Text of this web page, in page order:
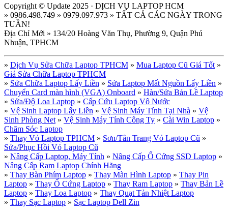
Copyright © Update 2025 · DỊCH VỤ LAPTOP HCM
» 0986.498.749 » 0979.097.973 » TẤT CẢ CÁC NGÀY TRONG
TUẦN!
Địa Chỉ Mới » 134/20 Hoàng Văn Thụ, Phường 9, Quận Phú
Nhuận, TPHCM
» Dịch Vụ Sửa Chữa Laptop TPHCM » Mua Laptop Cũ Giá Tốt »
Giá Sửa Chữa Laptop TPHCM
» Sửa Chữa Laptop Lấy Liền » Sửa Laptop Mất Nguồn Lấy Liền »
Chuyển Card màn hình (VGA) Onboard » Hàn/Sửa Bản Lề Laptop
» Sửa/Độ Loa Laptop » Cấp Cứu Laptop Vô Nước
» Vệ Sinh Laptop Lấy Liền » Vệ Sinh Máy Tính Tại Nhà » Vệ
Sinh Phòng Net » Vệ Sinh Máy Tính Công Ty » Cài Win Laptop »
Chăm Sóc Laptop
» Thay Vỏ Laptop TPHCM » Sơn/Tân Trang Vỏ Laptop Cũ »
Sửa/Phục Hồi Vỏ Laptop Cũ
» Nâng Cấp Laptop, Máy Tính » Nâng Cấp Ổ Cứng SSD Laptop »
Nâng Cấp Ram Laptop Chính Hãng
» Thay Bàn Phím Laptop » Thay Màn Hình Laptop » Thay Pin
Laptop » Thay Ổ Cứng Laptop » Thay Ram Laptop » Thay Bản Lề
Laptop » Thay Loa Laptop » Thay Quạt Tản Nhiệt Laptop
» Thay Sạc Laptop » Sạc Laptop Dell Zin